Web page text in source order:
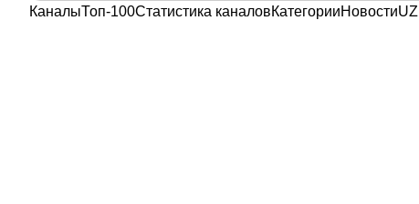
КаналыТоп-100Статистика каналовКатегорииНовостиUZ